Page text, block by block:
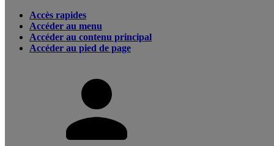
Accès rapides
Accéder au menu
Accéder au contenu principal
Accéder au pied de page